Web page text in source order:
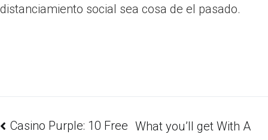
distanciamiento social sea cosa de el pasado.
Casino Purple: 10 Free What you’ll get With A